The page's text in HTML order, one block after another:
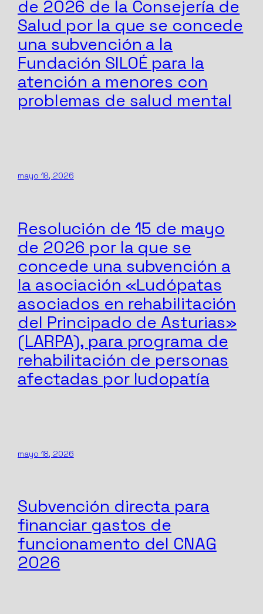
de 2026 de la Consejería de
Salud por la que se concede
una subvención a la
Fundación SILOÉ para la
atención a menores con
problemas de salud mental
mayo 18, 2026
Resolución de 15 de mayo
de 2026 por la que se
concede una subvención a
la asociación «Ludópatas
asociados en rehabilitación
del Principado de Asturias»
(LARPA), para programa de
rehabilitación de personas
afectadas por ludopatía
mayo 18, 2026
Subvención directa para
financiar gastos de
funcionamento del CNAG
2026